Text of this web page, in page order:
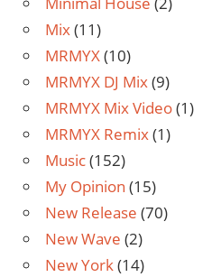
Mix(11)
MRMYX(10)
MRMYX DJ Mix(9)
MRMYX Mix Video(1)
MRMYX Remix(1)
Music(152)
My Opinion (15)
New Release (70)
New Wave (2)
New York(14)